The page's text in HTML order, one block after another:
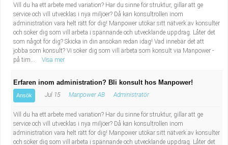
Vill du ha ett arbete med variation? Har du sinne för struktur, gillar att ge
service och vill utvecklas i nya miljöer? Då kan konsultrollen inom
administration vara helt rätt för dig! Manpower utökar sitt nätverk av konsulter
och söker dig som vill arbeta i spännande och utvecklande uppdrag. Låter det
som något för dig? Skicka in din ansökan redan idag! Vad innebär det att
jobba som konsult? Vi söker dig som vill arbeta som konsult via Manpower -
på tim...
Visa mer
Erfaren inom administration? Bli konsult hos Manpower!
Ansök Jul 15 Manpower AB Administratör
Vill du ha ett arbete med variation? Har du sinne för struktur, gillar att ge
service och vill utvecklas i nya miljöer? Då kan konsultrollen inom
administration vara helt rätt för dig! Manpower utökar sitt nätverk av konsulter
och söker dig som vill arbeta i spännande och utvecklande uppdrag. Låter det